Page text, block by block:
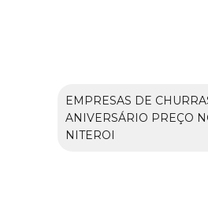
EMPRESAS DE
ANIVERSÁRIO PREÇO
NITEROI